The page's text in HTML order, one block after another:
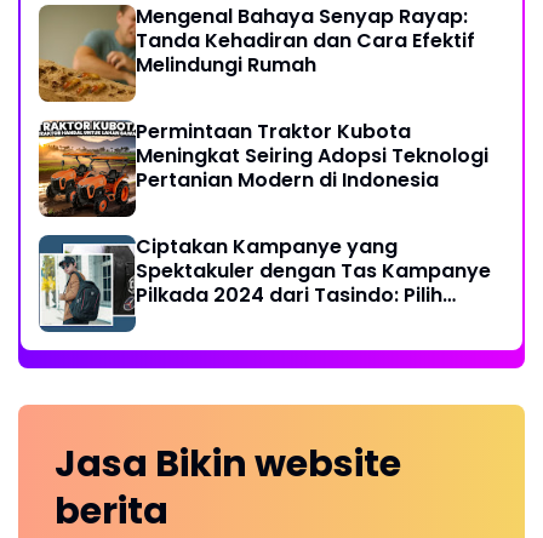
Mengenal Bahaya Senyap Rayap:
Tanda Kehadiran dan Cara Efektif
Melindungi Rumah
Permintaan Traktor Kubota
Meningkat Seiring Adopsi Teknologi
Pertanian Modern di Indonesia
Ciptakan Kampanye yang
Spektakuler dengan Tas Kampanye
Pilkada 2024 dari Tasindo: Pilih
Jasa Bikinwebsite
berita